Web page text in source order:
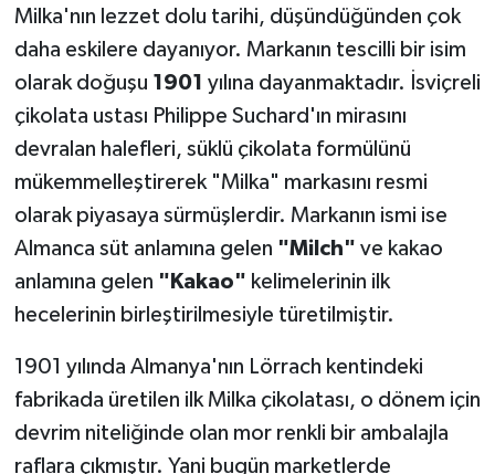
Milka'nın lezzet dolu tarihi, düşündüğünden çok
daha eskilere dayanıyor. Markanın tescilli bir isim
olarak doğuşu 1901 yılına dayanmaktadır. İsviçreli
çikolata ustası Philippe Suchard'ın mirasını
devralan halefleri, süklü çikolata formülünü
mükemmelleştirerek "Milka" markasını resmi
olarak piyasaya sürmüşlerdir. Markanın ismi ise
Almanca süt anlamına gelen "Milch" ve kakao
anlamına gelen "Kakao" kelimelerinin ilk
hecelerinin birleştirilmesiyle türetilmiştir.
1901 yılında Almanya'nın Lörrach kentindeki
fabrikada üretilen ilk Milka çikolatası, o dönem için
devrim niteliğinde olan mor renkli bir ambalajla
raflara çıkmıştır. Yani bugün marketlerde